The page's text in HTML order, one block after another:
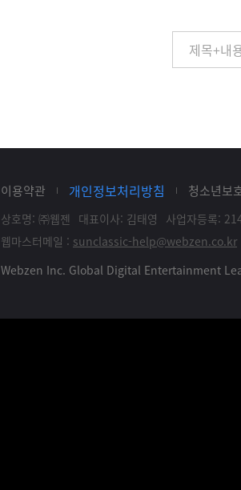
이용약관 개인정보처리방침 청소년보
상호명: ㈜웹젠 대표이사: 김태영
사업자등록:
웹마스터메일 : sunclassic-help@webzen.co.kr
Webzen Inc. Global Digital Entertainment